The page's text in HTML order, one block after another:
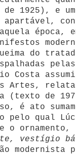
1925), e um
época,
do
Costa
Artes,
(texto de
é ato
pelo qual
o
vestígio
modernista